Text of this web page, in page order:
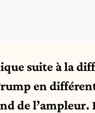
suite à la
en
de